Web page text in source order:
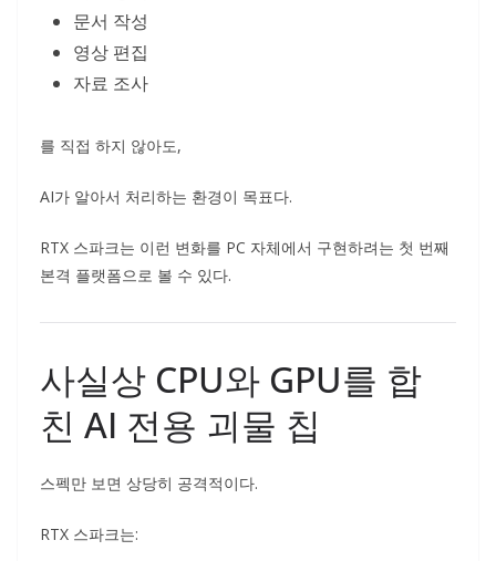
문서 작성
영상 편집
자료 조사
를 직접 하지 않아도,
AI가 알아서 처리하는 환경이 목표다.
RTX 스파크는 이런 변화를 PC 자체에서 구현하려는 첫 번째
본격 플랫폼으로 볼 수 있다.
사실상 CPU와 GPU를 합
친 AI 전용 괴물 칩
스펙만 보면 상당히 공격적이다.
RTX 스파크는: